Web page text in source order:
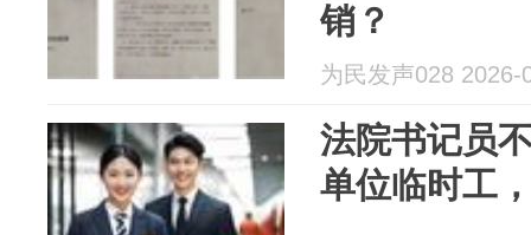
销？
为民发声028 2026-
法院书记员
单位临时工